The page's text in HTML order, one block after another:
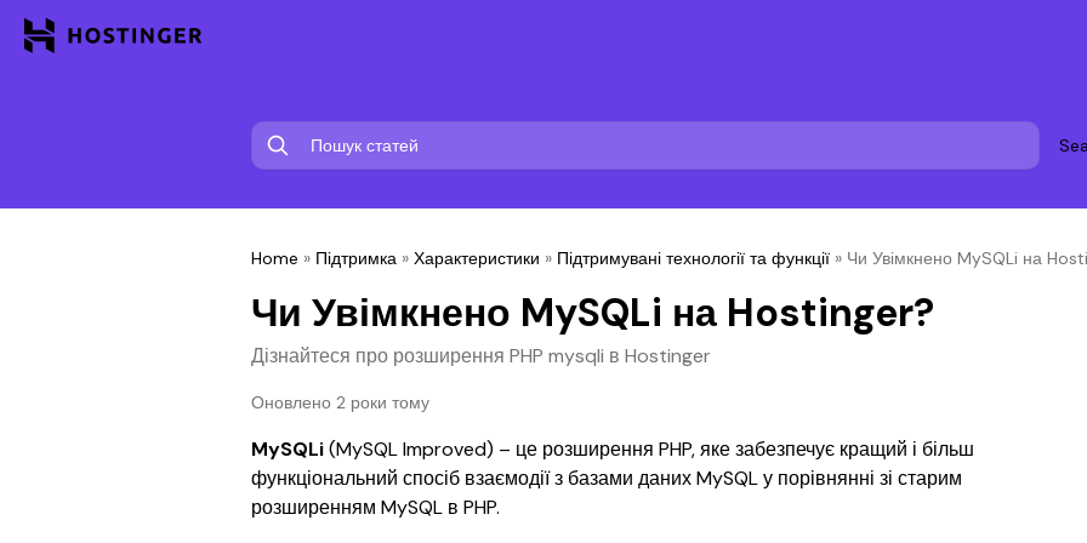
Home » Підтримка » Характеристики » Підтримувані технології та функції » Чи Увімкнено MySQLi на
Чи Увімкнено MySQLi на Hostinger?
Дізнайтеся про розширення PHP mysqli в Hostinger
Оновлено 2 роки тому
MySQLi (MySQL Improved) – це розширення PHP, яке забезпечує кращий і більш
функціональний спосіб взаємодії з базами даних MySQL у порівнянні зі старим
розширенням MySQL в PHP.